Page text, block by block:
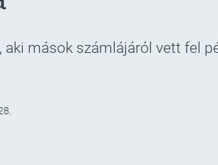
mások számlájáról vett fel